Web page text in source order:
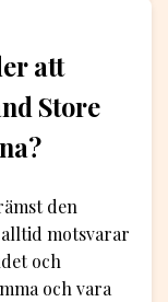
att
Store
den
motsvarar
och
och vara